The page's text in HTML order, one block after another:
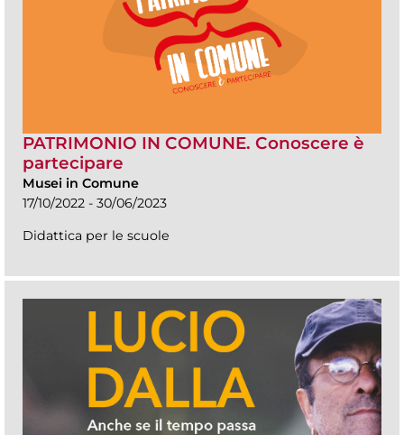
PATRIMONIO IN COMUNE. Conoscere è
partecipare
Musei in Comune
17/10/2022 - 30/06/2023
Didattica per le scuole